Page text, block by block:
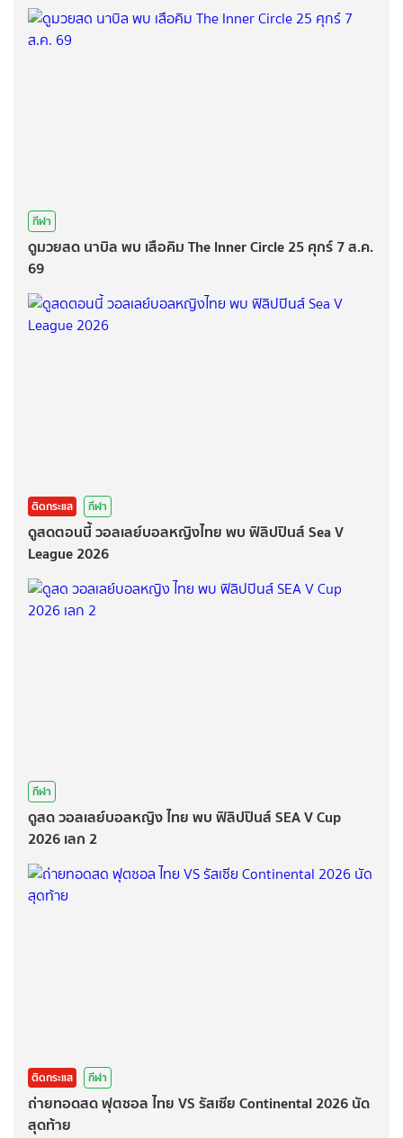
กีฬา
ดูมวยสด นาบิล พบ เสือคิม The Inner Circle 25 ศุกร์ 7 ส.ค.
69
ติดกระแส กีฬา
ดูสดตอนนี้ วอลเลย์บอลหญิงไทย พบ ฟิลิปปินส์ Sea V
League 2026
กีฬา
ดูสด วอลเลย์บอลหญิง ไทย พบ ฟิลิปปินส์ SEA V Cup
2026 เลก 2
ติดกระแส กีฬา
ถ่ายทอดสด ฟุตซอล ไทย VS รัสเซีย Continental 2026 นัด
สุดท้าย